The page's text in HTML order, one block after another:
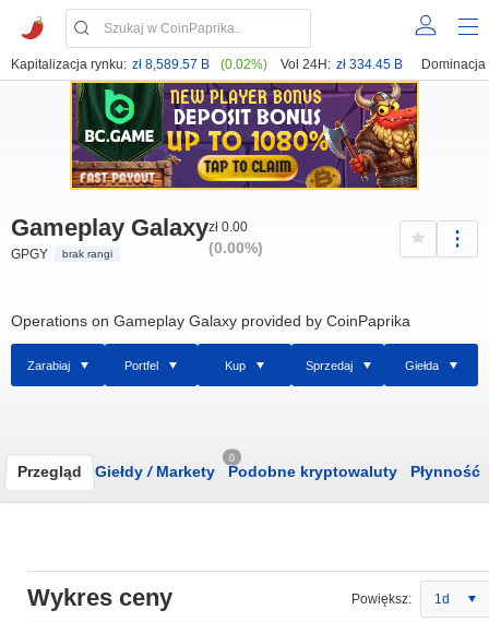
Kapitalizacja rynku: zł 8,589.57 B (0.02%) Vol 24H: zł 334.45 B Dominacja
Gameplay Galaxy
GPGY brak rangi
zł 0.00
(0.00%)
Operations on Gameplay Galaxy provided by CoinPaprika
Zarabiaj Portfel Kup Sprzedaj Giełda
Przegląd Giełdy /Markety
0
Podobne kryptowaluty Płynność
Wykres ceny Powiększ: 1d